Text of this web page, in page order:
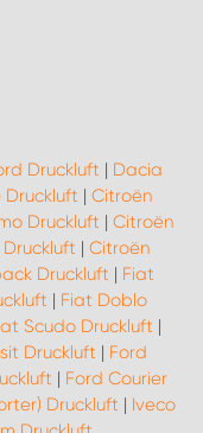
Druckluft | Dacia
| Citroën
Druckluft | Citroën
| Citroën
Druckluft | Fiat
| Fiat Doblo
Scudo Druckluft |
Druckluft | Ford
| Ford Courier
Druckluft | Iveco